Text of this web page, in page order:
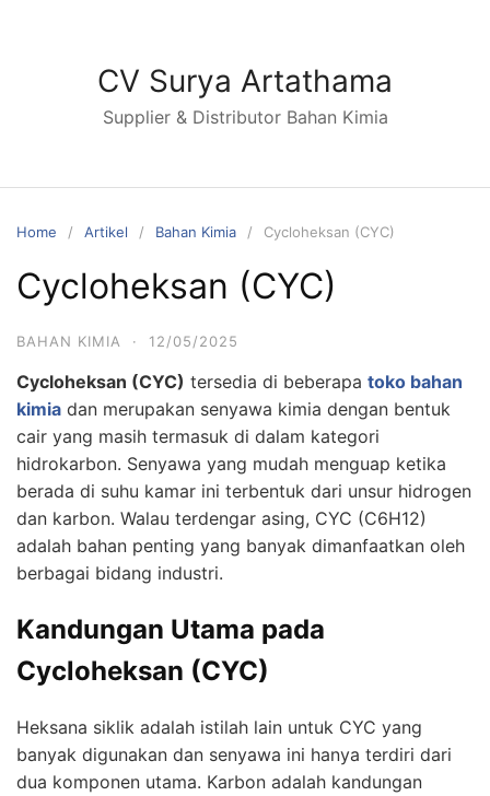
CV Surya Artathama
Supplier & Distributor Bahan Kimia
Home Artikel Bahan Kimia Cycloheksan (CYC)
Cycloheksan (CYC)
BAHAN KIMIA · 12/05/2025
Cycloheksan (CYC) tersedia di beberapa toko bahan
kimia dan merupakan senyawa kimia dengan bentuk
cair yang masih termasuk di dalam kategori
hidrokarbon. Senyawa yang mudah menguap ketika
berada di suhu kamar ini terbentuk dari unsur hidrogen
dan karbon. Walau terdengar asing, CYC (C6H12)
adalah bahan penting yang banyak dimanfaatkan oleh
berbagai bidang industri.
Kandungan Utama pada
Cycloheksan (CYC)
Heksana siklik adalah istilah lain untuk CYC yang
banyak digunakan dan senyawa ini hanya terdiri dari
dua komponen utama. Karbon adalah kandungan